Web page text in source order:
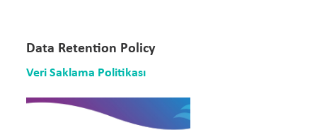
Data Retention Policy
Veri Saklama Politikası